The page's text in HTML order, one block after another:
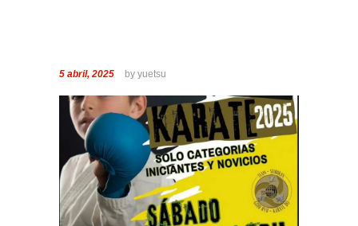
5 abril, 2025 by yuetsu